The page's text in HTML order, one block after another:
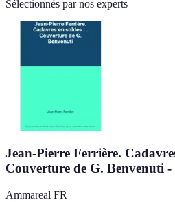
Sélectionnés par nos experts
Jean-Pierre Ferrière.
Couverture de G. Benvenuti
Ammareal FR